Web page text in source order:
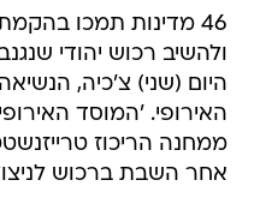
46 מדינות תמכו
ולהשיב רכוש יהודי
היום (שני) צ'כיה,
האירופי. 'המוסד
ממחנה הריכוז
אחר השבת ברכוש